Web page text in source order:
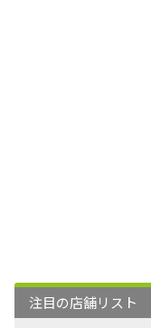
注目の店舗リスト